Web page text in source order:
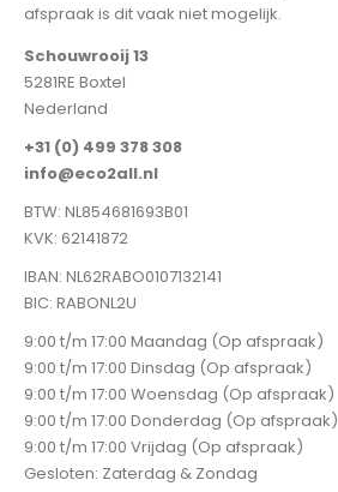
afspraak is dit vaak niet mogelijk.
Schouwrooij 13
5281RE Boxtel
Nederland
+31 (0) 499 378 308
info@eco2all.nl
BTW: NL854681693B01
KVK: 62141872
IBAN: NL62RABO0107132141
BIC: RABONL2U
9:00 t/m 17:00 Maandag (Op afspraak)
9:00 t/m 17:00 Dinsdag (Op afspraak)
9:00 t/m 17:00 Woensdag (Op afspraak)
9:00 t/m 17:00 Donderdag (Op afspraak)
9:00 t/m 17:00 Vrijdag (Op afspraak)
Gesloten: Zaterdag & Zondag